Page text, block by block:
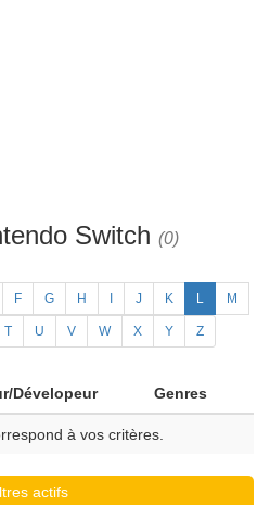
Switch (0)
F G H J K L M
T U V W X Y Z
Dévelopeur Genres
à vos critères.
actifs